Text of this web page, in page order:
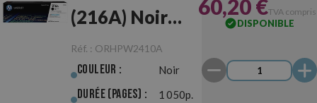
(216A) Noir
Originale
Réf. : ORHPW2410A
Couleur : Noir
Durée (pages) : 1 050p.
60,20 €TVA
DISPONIBLE